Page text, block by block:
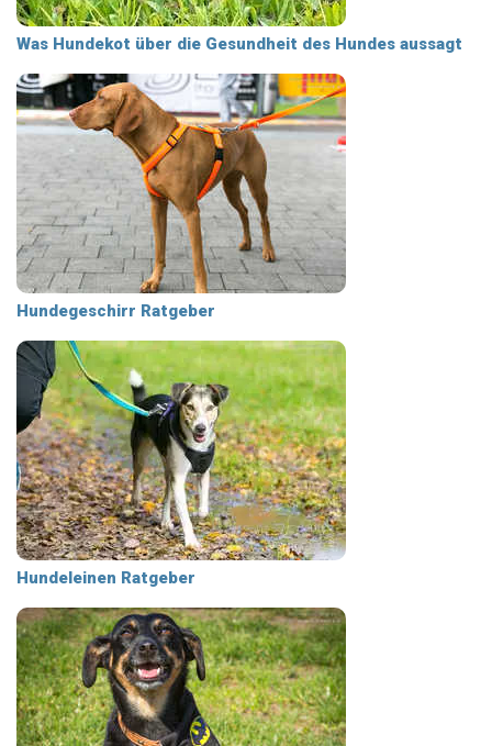
Was Hundekot über die Gesundheit des Hundes aussagt
Hundegeschirr Ratgeber
Hundeleinen Ratgeber